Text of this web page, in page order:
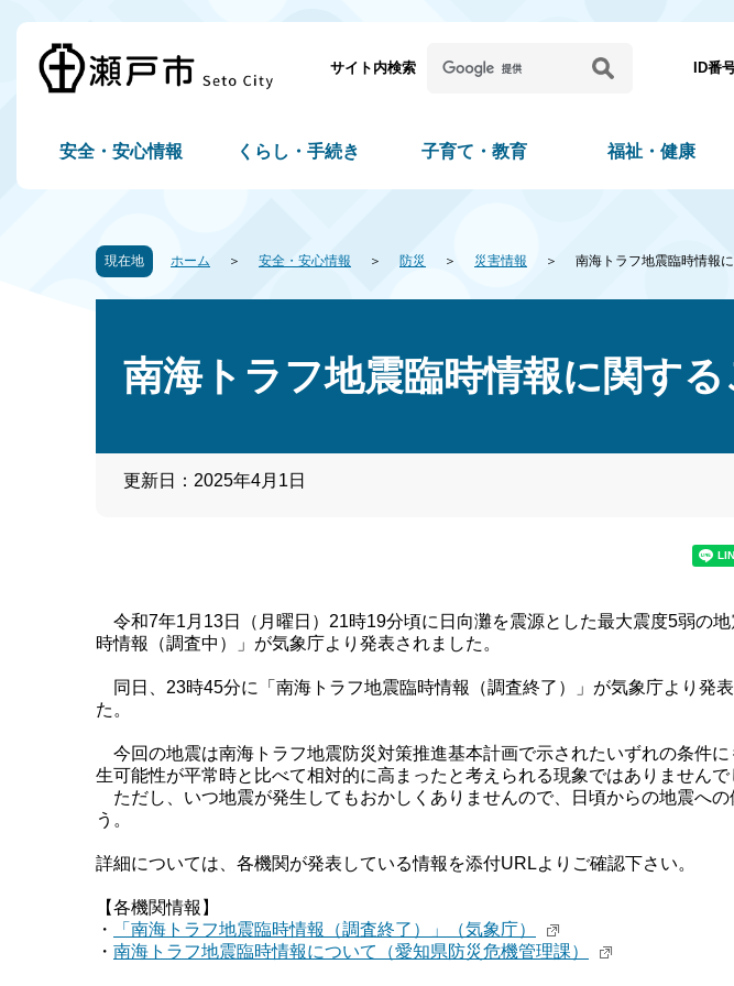
サイト内検索 ID番
安全・安心情報 くらし・手続き 子育て・教育 福祉・健康
現在地 ホーム 安全・安心情報 防災 災害情報 南海トラフ地震臨時情報
南海トラフ地震臨時情報に関する
更新日：2025年4月1日
令和7年1月13日（月曜日）21時19分頃に日向灘を震源とした最大震度5弱の
時情報（調査中）」が気象庁より発表されました。
同日、23時45分に「南海トラフ地震臨時情報（調査終了）」が気象庁より発
た。
今回の地震は南海トラフ地震防災対策推進基本計画で示されたいずれの条件
生可能性が平常時と比べて相対的に高まったと考えられる現象ではありませんで
ただし、いつ地震が発生してもおかしくありませんので、日頃からの地震への
う。
詳細については、各機関が発表している情報を添付URLよりご確認下さい。
【各機関情報】
・
「南海トラフ地震臨時情報（調査終了）」（気象庁）
・ 南海トラフ地震臨時情報について（愛知県防災危機管理課）